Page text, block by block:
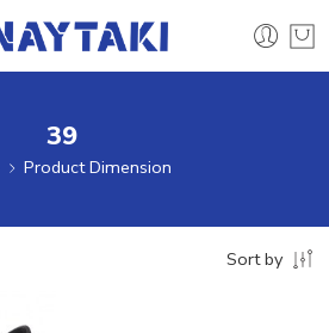
39
Product Dimension
Sort by